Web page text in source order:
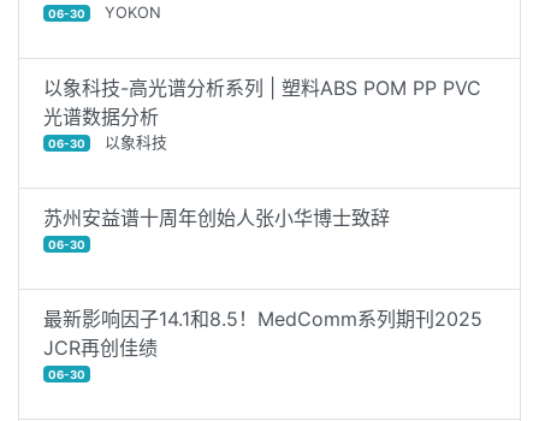
06-30 YOKON
以象科技-高光谱分析系列 | 塑料ABS POM PP PVC
光谱数据分析
06-30 以象科技
苏州安益谱十周年创始人张小华博士致辞
06-30
最新影响因子14.1和8.5！MedComm系列期刊2025
JCR再创佳绩
06-30